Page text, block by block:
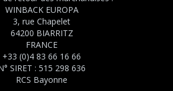
WINBACK EUROPA
3, rue Chapelet
64200 BIARRITZ
FRANCE
+33 (0)4 83 66 16 66
SIRET : 515 298 636
RCS Bayonne